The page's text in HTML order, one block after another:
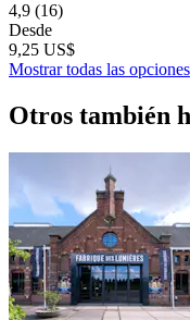
4,9 (16)
Desde
9,25 US$
Mostrar todas las opciones
Otros también